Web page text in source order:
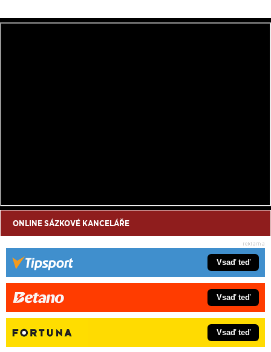
ONLINE SÁZKOVÉ KANCELÁŘE
Vsaď teď
Vsaď teď
Vsaď teď